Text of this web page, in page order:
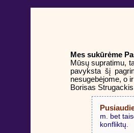
Mes sukūrėme
Mūsų supratimu,
pavyksta šį
nesugebėjome, o
Borisas Strugackis
m. bet
konfliktų.